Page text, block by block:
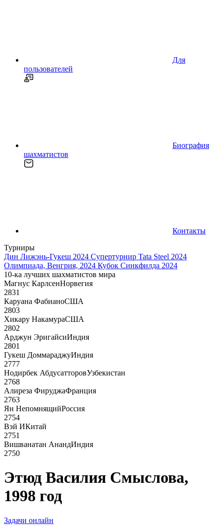
Для
пользователей
Биография
шахматистов
Контакты
Турниры
Дин Лижэнь-Гукеш 2024 Супертурнир Tata Steel 2024
Олимпиада, Венгрия, 2024 Кубок Синкфилда 2024
10-ка лучших шахматистов мира
Магнус КарлсенНорвегия
2831
Каруана ФабианоСША
2803
Хикару НакамураСША
2802
Арджун ЭригайсиИндия
2801
Гукеш ДоммараджуИндия
2777
Нодирбек АбдусатторовУзбекистан
2768
Алиреза ФируджаФранция
2763
Ян НепомнящийРоссия
2754
Вэй ИКитай
2751
Вишванатан АнандИндия
2750
Этюд Василия Смыслова,
1998 год
Задачи онлайн